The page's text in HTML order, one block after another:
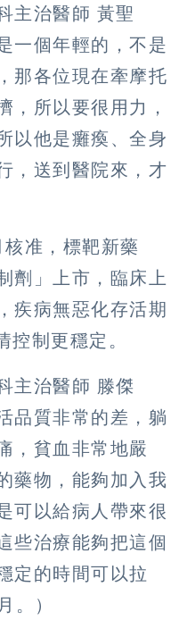
主治醫師 黃聖
一個年輕的，不是
那各位現在牽摩托
，所以要很用力，
以他是癱瘓、全身
，送到醫院來，才
准，標靶新藥
劑」上市，臨床上
疾病無惡化存活期
控制更穩定。
主治醫師 滕傑
品質非常的差，躺
，貧血非常地嚴
藥物，能夠加入我
可以給病人帶來很
些治療能夠把這個
定的時間可以拉
。）